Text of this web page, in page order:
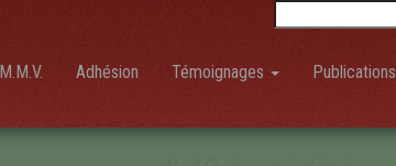
Adhésion Témoignages Publications